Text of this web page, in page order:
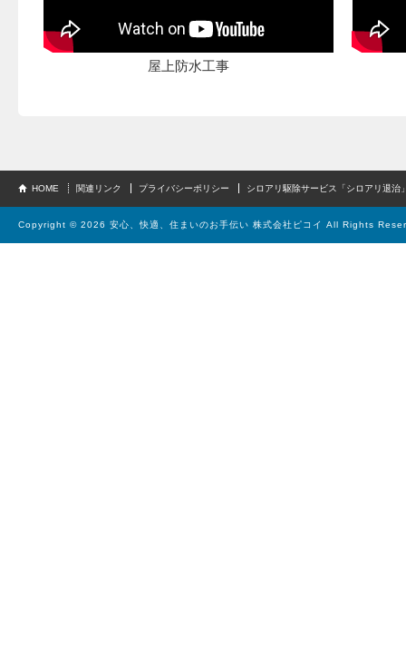
屋上防水工事
HOME 関連リンク プライバシーポリシー シロアリ駆除サービス「シロアリ退治
Copyright © 2026 安心、快適、住まいのお手伝い 株式会社ピコイ All Rights